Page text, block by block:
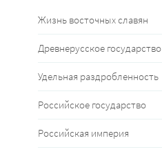
Жизнь восточных славян
Древнерусское государство
Удельная раздробленность
Российское государство
Российская империя